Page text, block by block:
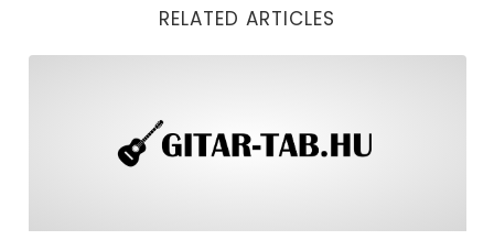
RELATED ARTICLES